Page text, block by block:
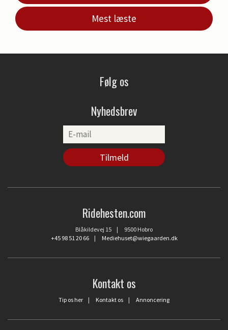
Mest læste
Følg os
Nyhedsbrev
Ridehesten.com
Blåkildevej 15 | 9500 Hobro
+45 98 51 20 66| Mediehuset@wiegaarden.dk
Kontakt os
Tip os her | Kontakt os | Annoncering